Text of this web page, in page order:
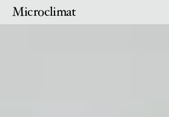
Microclimat